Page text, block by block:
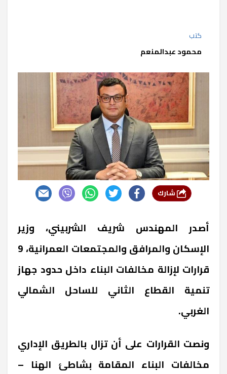
كتب
محمود عبدالمنعم
أصدر المهندس شريف الشربيني، وزير
الإسكان والمرافق والمجتمعات العمرانية، 9
قرارات لإزالة مخالفات البناء داخل حدود جهاز
تنمية القطاع الثاني للساحل الشمالي
الغربي.
ونصت القرارات على أن تزال بالطريق الإداري
مخالفات البناء المقامة بشاطئ الهنا –